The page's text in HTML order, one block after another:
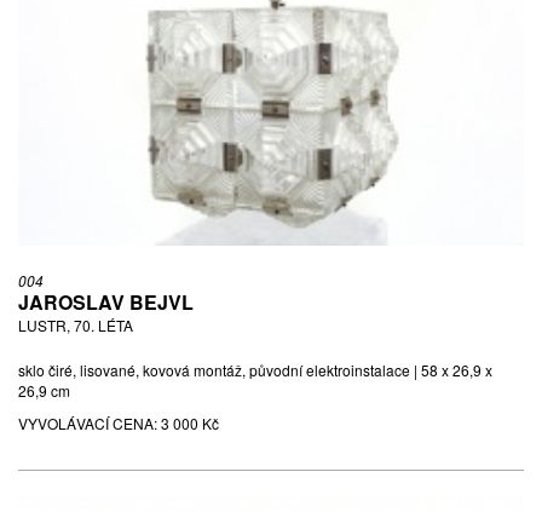
004
JAROSLAV BEJVL
LUSTR, 70. LÉTA
sklo čiré, lisované, kovová montáž, původní elektroinstalace | 58 x 26,9 x
26,9 cm
VYVOLÁVACÍ CENA:3 000 Kč